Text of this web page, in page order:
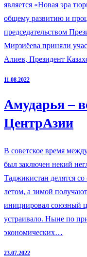
является «Новая эра
общему развитию и
председательством
Мирзиёева приняли
Алиев, Президент
11.08.2022
Амударья –
ЦентрАзии
В советское время
был заключен некий
Таджикистан делятся
летом, а зимой
инициировал союзный
устраивало. Ныне по
экономических…
23.07.2022